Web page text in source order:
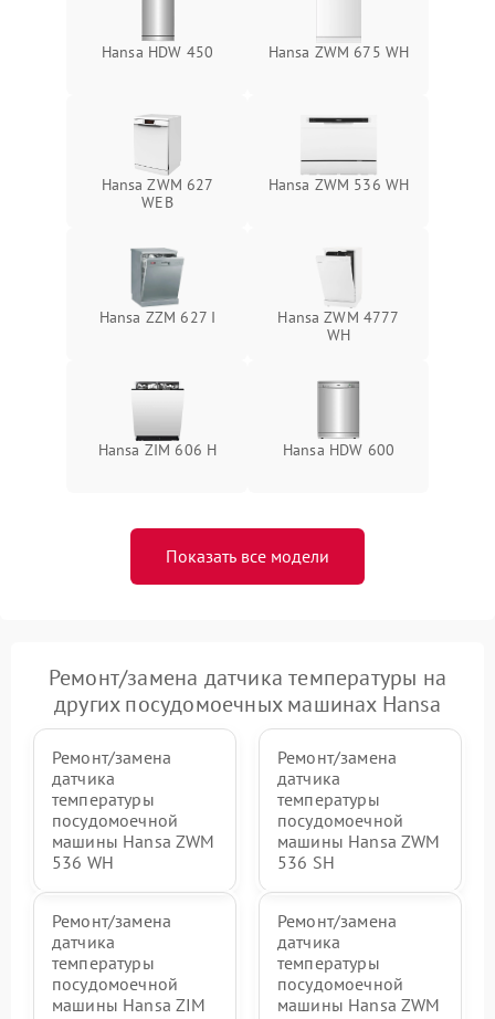
Hansa HDW 450 Hansa ZWM 675 WH
Hansa ZWM 627
WEB
Hansa ZWM 536 WH
Hansa ZZM 627 I
Hansa ZWM 4777
WH
Hansa ZIM 606 Н Hansa HDW 600
Показать все модели
Ремонт/замена датчика температуры на
других посудомоечных машинах Hansa
Ремонт/замена
датчика
температуры
посудомоечной
машины Hansa ZWM
536 WH
Ремонт/замена
датчика
температуры
посудомоечной
машины Hansa ZWM
536 SH
Ремонт/замена
датчика
температуры
посудомоечной
машины Hansa ZIM
Ремонт/замена
датчика
температуры
посудомоечной
машины Hansa ZWM